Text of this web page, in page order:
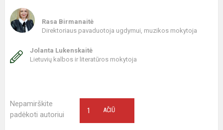
Rasa Birmanaitė
Direktoriaus pavaduotoja ugdymui, muzikos mokytoja
Jolanta Lukenskaitė
Lietuvių kalbos ir literatūros mokytoja
Nepamirškite
padėkoti autoriui
AČIŪ
1